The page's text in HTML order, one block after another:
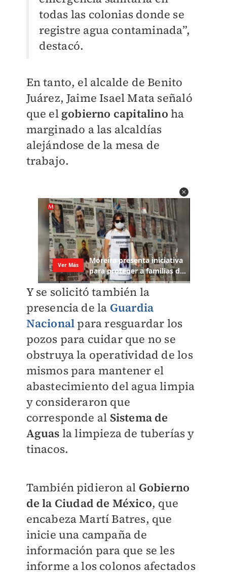
todas las colonias donde se
registre agua contaminada”,
destacó.
En tanto, el alcalde de Benito
Juárez, Jaime Isael Mata señaló
que el gobierno capitalino ha
marginado a las alcaldías
alejándose de la mesa de
trabajo.
Y se solicitó también la
presencia de la Guardia
Nacional para resguardar los
pozos para cuidar que no se
obstruya la operatividad de los
mismos para mantener el
abastecimiento del agua limpia
y consideraron que
corresponde al Sistema de
Aguas la limpieza de tuberías y
tinacos.
También pidieron al Gobierno
de la Ciudad de México, que
encabeza Martí Batres, que
inicie una campaña de
información para que se les
informe a los colonos afectados